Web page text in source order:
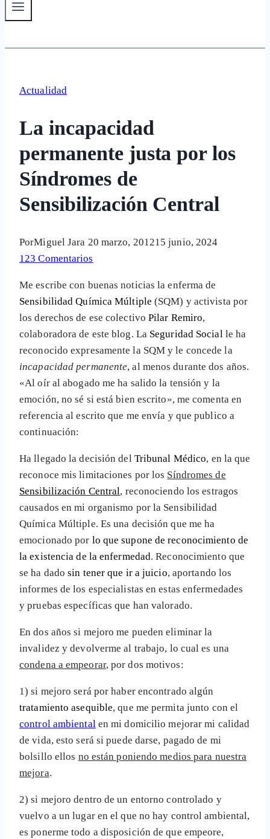
Actualidad
La incapacidad
permanente justa por los
Síndromes de
Sensibilización Central
PorMiguel Jara 20 marzo, 201215 junio, 2024
123 Comentarios
Me escribe con buenas noticias la enferma de
Sensibilidad Química Múltiple (SQM) y activista por
los derechos de ese colectivoPilar Remiro,
colaboradora de este blog. La Seguridad Socialle ha
reconocido expresamente la SQM y le concede la
incapacidad permanente, al menos durante dos años.
«Al oír al abogado me ha salido la tensión y la
emoción, no sé si está bien escrito», me comenta en
referencia al escrito que me envía y que publico a
continuación:
Ha llegado la decisión del Tribunal Médico, en la que
reconoce mis limitaciones por los Síndromes de
Sensibilización Central, reconociendo los estragos
causados en mi organismo por la Sensibilidad
Química Múltiple. Es una decisión que me ha
emocionado por lo que supone de reconocimiento de
la existencia de la enfermedad. Reconocimiento que
se ha dadosin tener que ir a juicio, aportando los
informes de los especialistas en estas enfermedades
y pruebas específicas que han valorado.
En dos años si mejoro me pueden eliminar la
invalidez y devolverme al trabajo, lo cual es una
condena a empeorar, por dos motivos:
1) si mejoro será por haber encontrado algún
tratamiento asequible, que me permita junto con el
control ambientalen mi domicilio mejorar mi calidad
de vida, esto será si puede darse, pagado de mi
bolsillo ellos no están poniendo medios para nuestra
mejora.
2) si mejoro dentro de un entorno controlado y
vuelvo a un lugar en el que no hay control ambiental,
es ponerme todo a disposición de que empeore,